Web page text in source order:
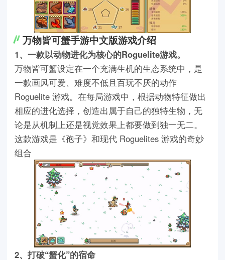
万物皆可蟹手游中文版游戏介绍
1、一款以动物进化为核心的Roguelite游戏。
万物皆可蟹设定在一个充满生机的生态系统中，是
一款画风可爱、难度不低且百玩不厌的动作
Roguelite 游戏。在每局游戏中，根据动物特征做出
相应的进化选择，创造出属于自己的独特生物，无
论是从机制上还是视觉效果上都要做到独一无二。
这款游戏是《孢子》和现代 Roguelites 游戏的奇妙
组合
2、打破“蟹化”的宿命